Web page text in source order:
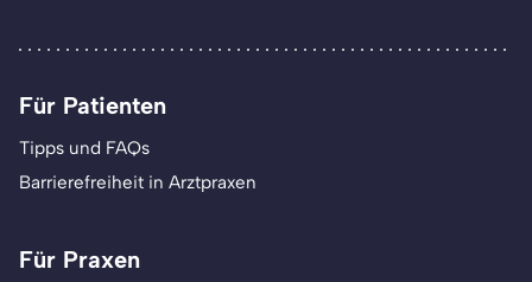
Für Patienten
Tipps und FAQs
Barrierefreiheit in Arztpraxen
Für Praxen